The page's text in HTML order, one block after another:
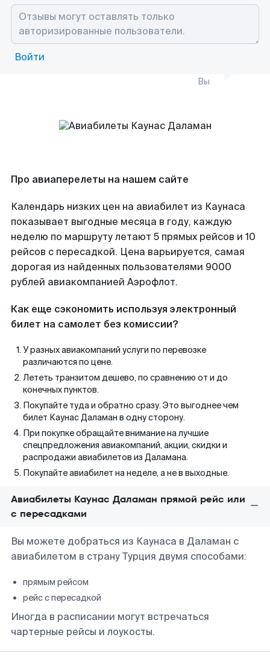
Войти
Вы
Про авиаперелеты на нашем сайте
Календарь низких цен на авиабилет из Каунаса
показывает выгодные месяца в году, каждую
неделю по маршруту летают 5 прямых рейсов и 10
рейсов с пересадкой. Цена варьируется, самая
дорогая из найденных пользователями 9000
рублей авиакомпанией Аэрофлот.
Как еще сэкономить используя электронный
билет на самолет без комиссии?
У разных авиакомпаний услуги по перевозке
различаются по цене.
Лететь транзитом дешево, по сравнению от и до
конечных пунктов.
Покупайте туда и обратно сразу. Это выгоднее чем
билет Каунас Даламан в одну сторону.
При покупке обращайте внимание на лучшие
спецпредложения авиакомпаний, акции, скидки и
распродажи авиабилетов из Даламана.
Покупайте авиабилет на неделе, а не в выходные.
Авиабилеты Каунас Даламан прямой рейс или
с пересадками
Вы можете добраться из Каунаса в Даламан с
авиабилетом в страну Турция двумя способами:
прямым рейсом
рейс с пересадкой
Иногда в расписании могут встречаться
чартерные рейсы и лоукосты.